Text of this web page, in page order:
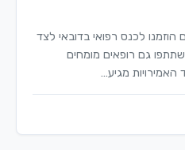
לכנס רפואי בדובאי לצד
גם רופאים מומחים
מגיע…